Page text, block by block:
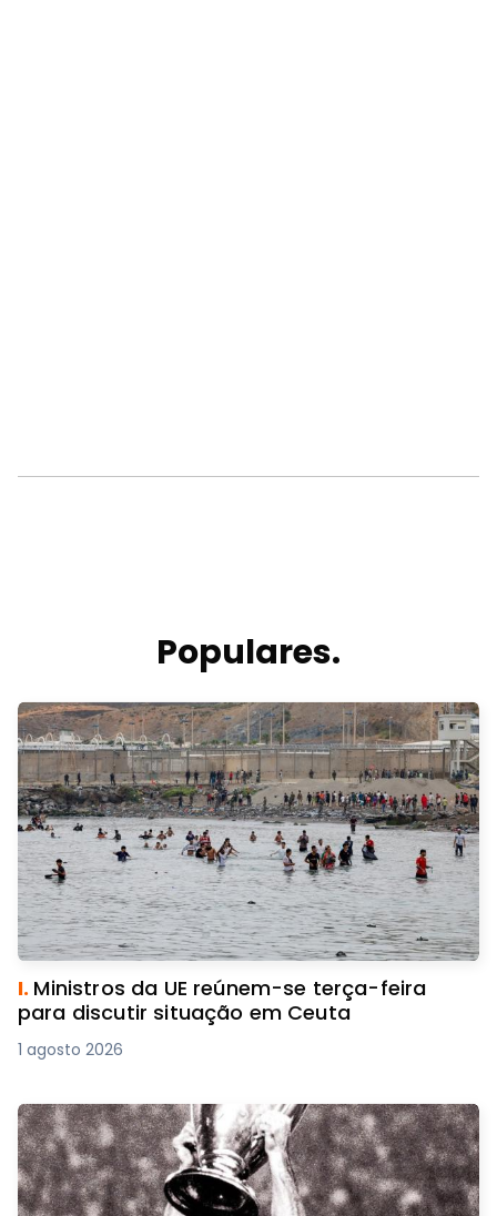
Populares.
I. Ministros da UE reúnem-se terça-feira
para discutir situação em Ceuta
1 agosto 2026